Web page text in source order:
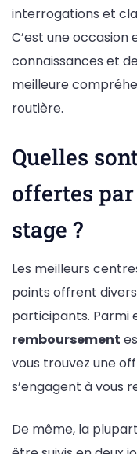
interrogations et
C’est une occasion
connaissances et
meilleure
routière.
Quelles
offertes
stage ?
Les meilleurs
points offrent
participants. Parmi
remboursement
vous trouvez une
s’engagent à vous
De même, la